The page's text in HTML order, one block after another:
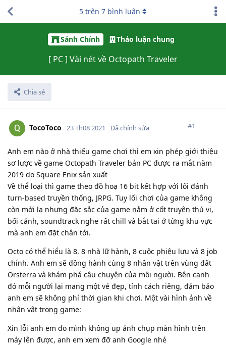
Sảnh Chính Thảo luận chung
[ PC ] Vài nét về Octopath Traveler
Chia sẻ
5 trên 7 bình luận
TocoToco 23 Th08 2021 Đã chỉnh sửa #1
Anh em nào ở nhà thiếu game chơi thì em xin phép giới thiệu
sơ lược về game Octopath Traveler bản PC được ra mắt năm
2019 do Square Enix sản xuất
Về thể loại thì game theo đồ hoạ 16 bit kết hợp với lối đánh
turn-based truyền thống, JRPG. Tuy lối chơi của game không
còn mới lạ nhưng đặc sắc của game nằm ở cốt truyện thú vị,
bối cảnh, soundtrack nghe rất chill và bắt tai ở từng khu vực
mà anh em đặt chân tới.
Octo có thể hiểu là 8. 8 nhà lữ hành, 8 cuộc phiêu lưu và 8 job
chính. Anh em sẽ đồng hành cùng 8 nhân vật trên vùng đất
Orsterra và khám phá câu chuyện của mỗi người. Bên cạnh
đó mỗi người lại mang một vẻ đẹp, tính cách riêng, đảm bảo
anh em sẽ không phí thời gian khi chơi. Một vài hình ảnh về
nhân vật trong game:
Xin lỗi anh em do mình không up ảnh chụp màn hình trên
máy lên được, anh em xem đỡ anh Google nhé